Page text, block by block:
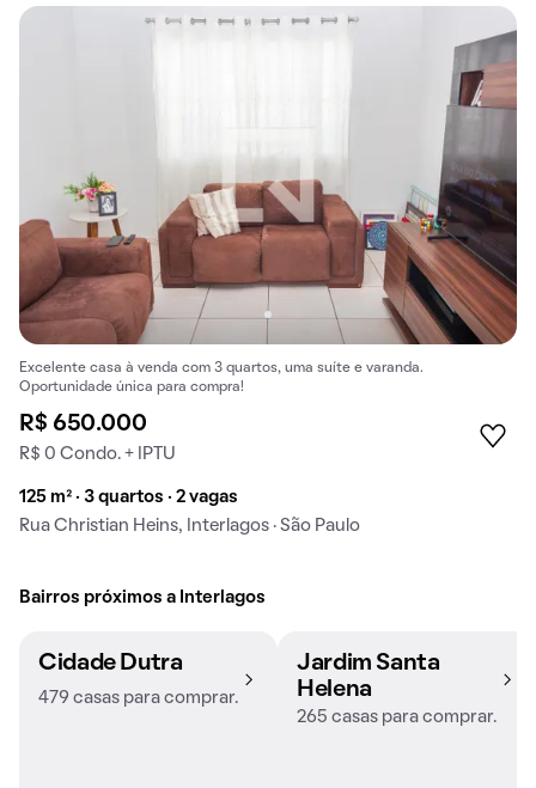
Excelente casa à venda com 3 quartos, uma suíte e varanda.
Oportunidade única para compra!
R$ 650.000
R$ 0 Condo. + IPTU
125 m² · 3 quartos · 2 vagas
Rua Christian Heins, Interlagos · São Paulo
Bairros próximos a Interlagos
Cidade Dutra
479 casas para comprar.
Jardim Santa
Helena
265 casas para comprar.